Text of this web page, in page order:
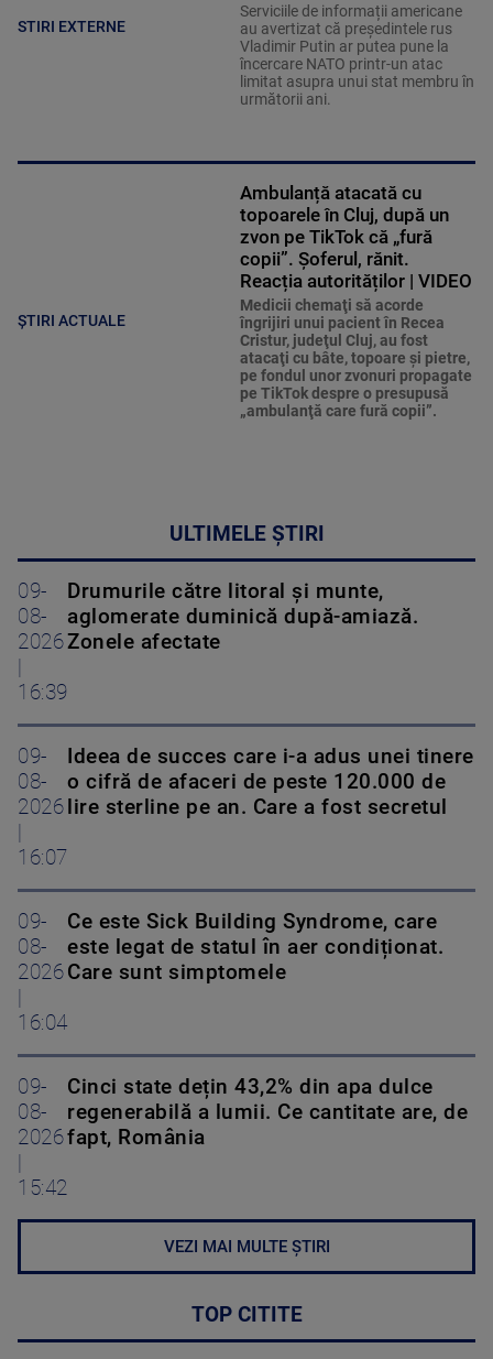
STIRI EXTERNE
Serviciile de informații americane
au avertizat că președintele rus
Vladimir Putin ar putea pune la
încercare NATO printr-un atac
limitat asupra unui stat membru în
următorii ani.
ȘTIRI ACTUALE
Ambulanță atacată cu
topoarele în Cluj, după un
zvon pe TikTok că „fură
copii”. Șoferul, rănit.
Reacția autorităților | VIDEO
Medicii chemaţi să acorde
îngrijiri unui pacient în Recea
Cristur, judeţul Cluj, au fost
atacaţi cu bâte, topoare şi pietre,
pe fondul unor zvonuri propagate
pe TikTok despre o presupusă
„ambulanţă care fură copii”.
ULTIMELE ȘTIRI
09-
08-
2026
16:39
Drumurile către litoral și munte,
aglomerate duminică după-amiază.
Zonele afectate
09-
08-
2026
16:07
Ideea de succes care i-a adus unei tinere
o cifră de afaceri de peste 120.000 de
lire sterline pe an. Care a fost secretul
09-
08-
2026
16:04
Ce este Sick Building Syndrome, care
este legat de statul în aer condiționat.
Care sunt simptomele
09-
08-
2026
15:42
Cinci state dețin 43,2% din apa dulce
regenerabilă a lumii. Ce cantitate are, de
fapt, România
VEZI MAI MULTE ȘTIRI
TOP CITITE